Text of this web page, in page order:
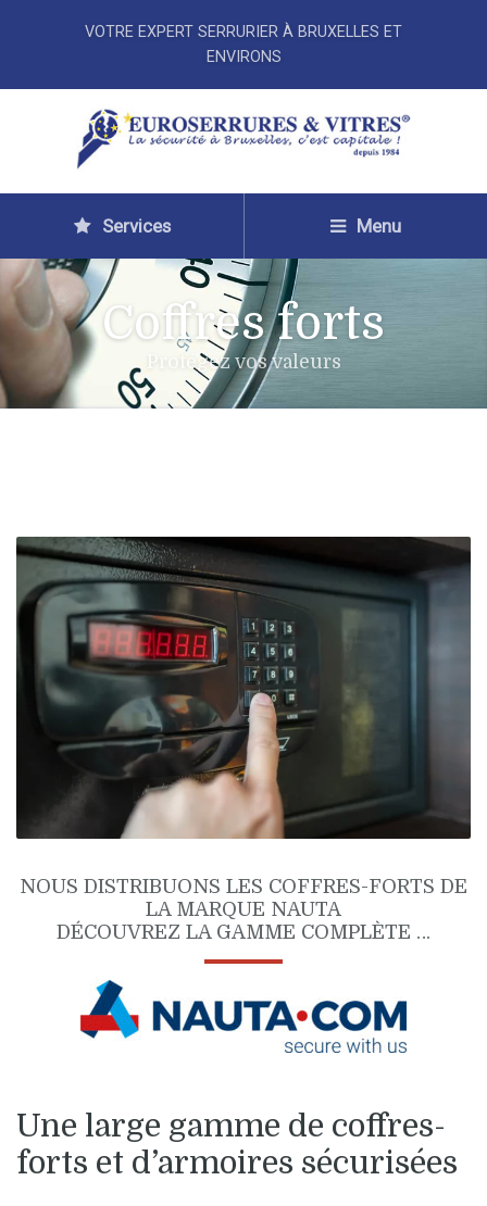
VOTRE EXPERT SERRURIER À BRUXELLES ET
ENVIRONS
Services Menu
Coffres forts
Protégez vos valeurs
NOUS DISTRIBUONS LES COFFRES-FORTS DE
LA MARQUE NAUTA
DÉCOUVREZ LA GAMME COMPLÈTE …
Une large gamme de coffres-
forts et d’armoires sécurisées